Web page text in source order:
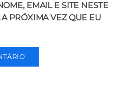
EMAIL E SITE NESTE
PRÓXIMA VEZ QUE EU